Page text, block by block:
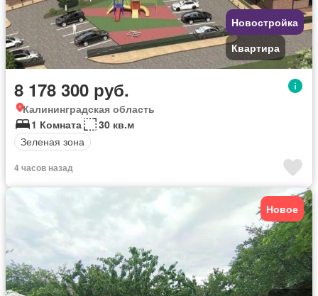
Новостройка
Квартира
8 178 300 руб.
Калининградская область
1 Комната
30 кв.м
Зеленая зона
4 часов назад
Новое